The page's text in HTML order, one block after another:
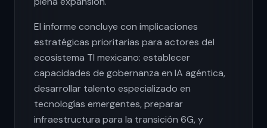
El informe concluye con implicaciones
estratégicas prioritarias para actores del
ecosistema TI mexicano: establecer
capacidades de gobernanza en IA agéntica,
desarrollar talento especializado en
tecnologías emergentes, preparar
infraestructura para la transición 6G, y